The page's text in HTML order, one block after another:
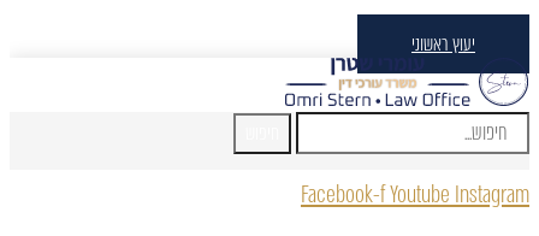
יעוץ ראשוני
Facebook-fYoutube Instagram